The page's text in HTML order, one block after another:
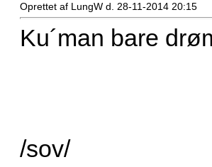
Oprettet af LungW d. 28-11-2014 20:15
Ku´man bare
/sov/